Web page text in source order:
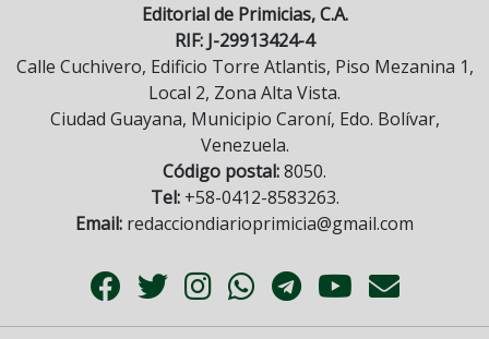
Editorial de Primicias, C.A.
RIF: J-29913424-4
Calle Cuchivero, Edificio Torre Atlantis, Piso Mezanina 1,
Local 2, Zona Alta Vista.
Ciudad Guayana, Municipio Caroní, Edo. Bolívar,
Venezuela.
Código postal:8050.
Tel:+58-0412-8583263.
Email: redacciondiarioprimicia@gmail.com